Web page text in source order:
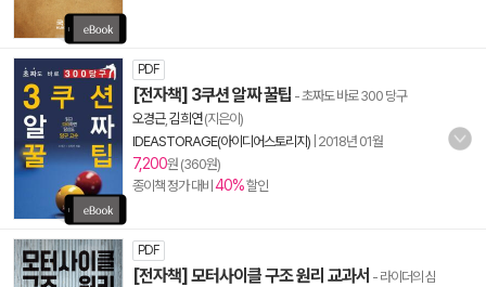
PDF
[전자책] 3쿠션 알짜 꿀팁 - 초짜도 바로 300 당구
오경근, 김희연(지은이)
IDEASTORAGE(아이디어스토리지) 2018년 01월
7,200원 (360원)
종이책 정가 대비 40%할인
PDF
[전자책] 모터사이클 구조 원리 교과서 - 라이더의 심